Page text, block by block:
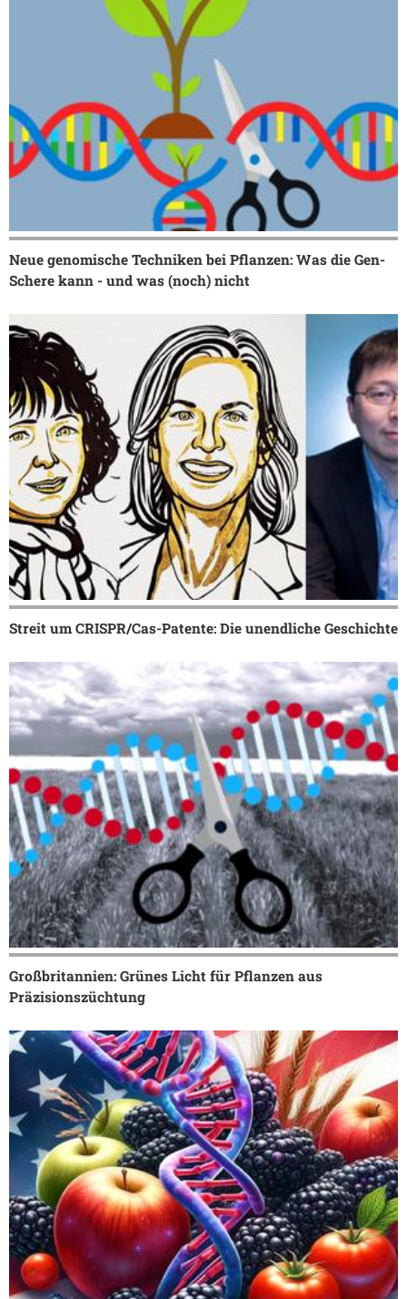
Neue genomische Techniken bei Pflanzen: Was die Gen-
Schere kann - und was (noch) nicht
Streit um CRISPR/Cas-Patente: Die unendliche Geschichte
Großbritannien: Grünes Licht für Pflanzen aus
Präzisionszüchtung